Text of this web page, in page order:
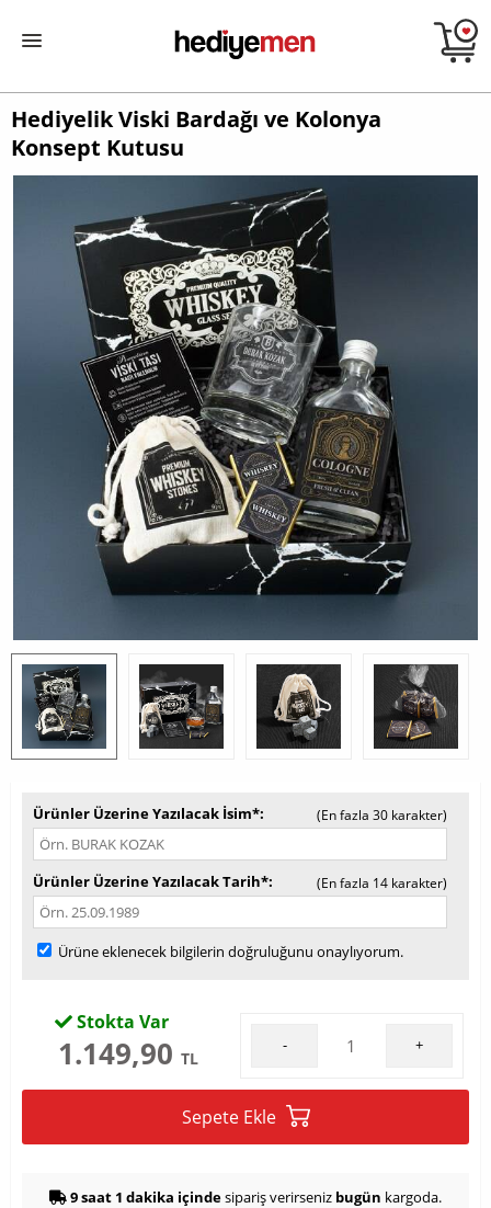
Hediyelik Viski Bardağı ve Kolonya
Konsept Kutusu
Ürünler Üzerine Yazılacak İsim* (En fazla 30 karakter)
Ürünler Üzerine Yazılacak Tarih* (En fazla 14 karakter)
Ürüne eklenecek bilgilerin doğruluğunu onaylıyorum.
Stokta Var
1.149,90 TL
- +
Sepete Ekle
9 saat 1 dakika içindesipariş verirseniz bugün kargoda.